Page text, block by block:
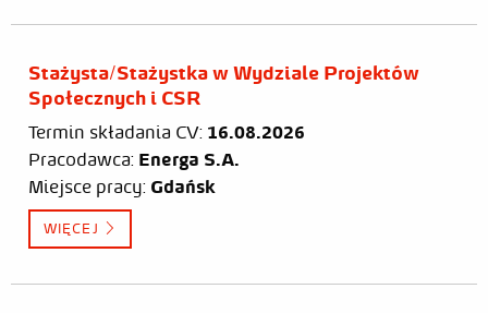
Stażysta/Stażystka w Wydziale Projektów
Społecznych i CSR​
Termin składania CV: 16.08.2026
Pracodawca: Energa S.A.
Miejsce pracy: Gdańsk
WIĘCEJ